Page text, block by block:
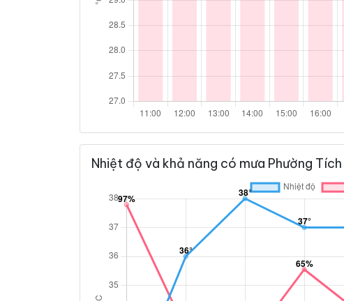
Nhiệt độ và khả năng có mưa Phường